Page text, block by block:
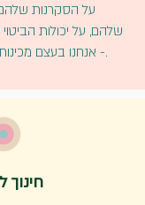
על הסקרנות
שלהם, על יכולות
- אנחנו בעצם מכינות אותם לתהליך הכתיבה.
חינוך